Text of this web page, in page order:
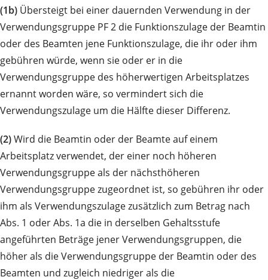
(1b) Übersteigt bei einer dauernden Verwendung in der
Verwendungsgruppe PF 2 die Funktionszulage der Beamtin
oder des Beamten jene Funktionszulage, die ihr oder ihm
gebühren würde, wenn sie oder er in die
Verwendungsgruppe des höherwertigen Arbeitsplatzes
ernannt worden wäre, so vermindert sich die
Verwendungszulage um die Hälfte dieser Differenz.
(2)Wird die Beamtin oder der Beamte auf einem
Arbeitsplatz verwendet, der einer noch höheren
Verwendungsgruppe als der nächsthöheren
Verwendungsgruppe zugeordnet ist, so gebühren ihr oder
ihm als Verwendungszulage zusätzlich zum Betrag nach
Abs. 1 oder Abs. 1a die in derselben Gehaltsstufe
angeführten Beträge jener Verwendungsgruppen, die
höher als die Verwendungsgruppe der Beamtin oder des
Beamten und zugleich niedriger als die